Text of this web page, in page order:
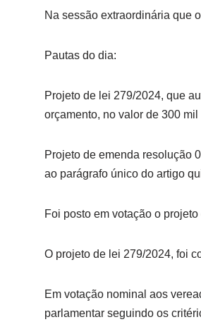
Na sessão extraordinária que
Pautas do dia:
Projeto de lei 279/2024, que
orçamento, no valor de 300
Projeto de emenda resolução
ao parágrafo único do artigo
Foi posto em votação o
O projeto de lei 279/2024, foi
Em votação nominal aos
parlamentar seguindo os